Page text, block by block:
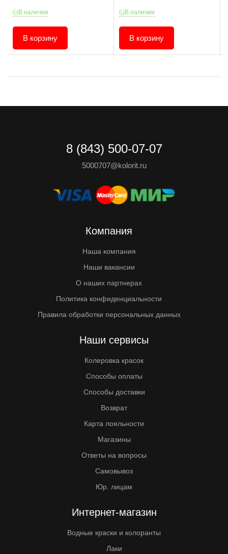
В наличии
В корзину
В наличии
В корзину
8 (843) 500-07-07
5000707@kolorit.ru
Компания
Наша компания
Наши вакансии
О наших партнерах
Политика конфиденциальности
Правила обработки персональных данных
Наши сервисы
Колеровка красок
Способы оплаты
Способы доставки
Возврат
Карта лояльности
Магазины
Ответы на вопросы
Самовывоз
Юр. лицам
Интернет-магазин
Водные краски и колоранты
Лаки